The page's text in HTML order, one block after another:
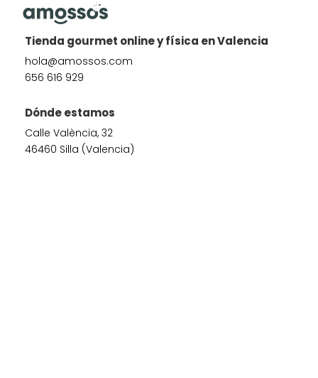
Tienda gourmet online y física en Valencia
hola@amossos.com
656 616 929
Dónde estamos
Calle València, 32
46460 Silla (Valencia)